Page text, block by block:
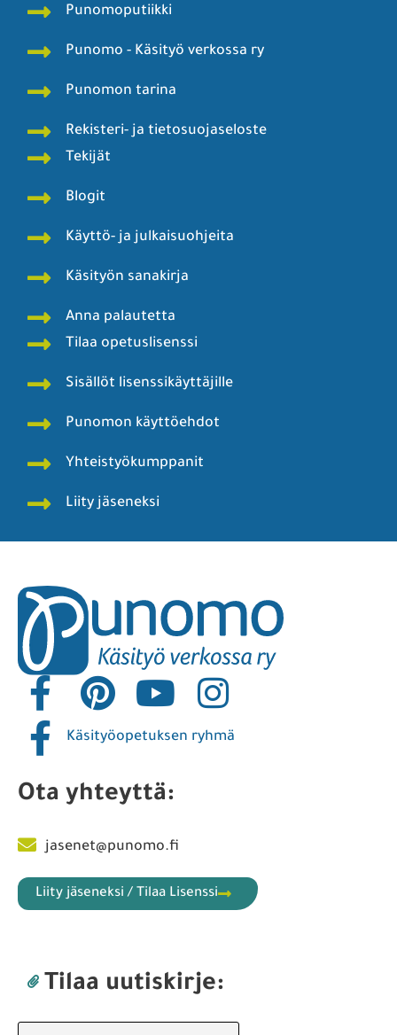
Punomoputiikki
Punomo - Käsityö verkossa ry
Punomon tarina
Rekisteri- ja tietosuojaseloste
Tekijät
Blogit
Käyttö- ja julkaisuohjeita
Käsityön sanakirja
Anna palautetta
Tilaa opetuslisenssi
Sisällöt lisenssikäyttäjille
Punomon käyttöehdot
Yhteistyökumppanit
Liity jäseneksi
Käsityöopetuksen ryhmä
Ota yhteyttä:
jasenet@punomo.fi
Liity jäseneksi / Tilaa Lisenssi
Tilaa uutiskirje: